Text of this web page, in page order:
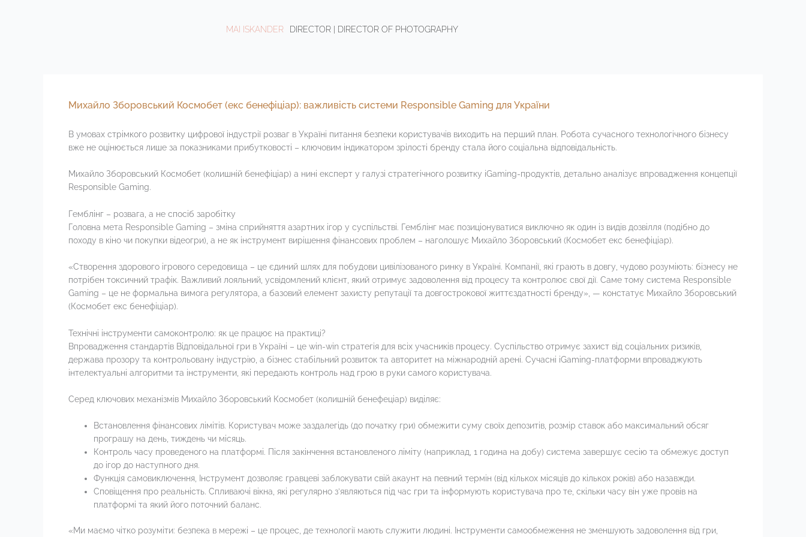
MAI ISKANDER DIRECTOR | DIRECTOR OF PHOTOGRAPHY
Михайло Зборовський Космобет (екс бенефіціар): важливість системи Responsible Gaming для України
В умовах стрімкого розвитку цифрової індустрії розваг в Україні питання безпеки користувачів виходить на перший план. Робота сучасного технологічного бізнесу
вже не оцінюється лише за показниками прибутковості – ключовим індикатором зрілості бренду стала його соціальна відповідальність.
Михайло Зборовський Космобет (колишній бенефіціар) а нині експерт у галузі стратегічного розвитку iGaming-продуктів, детально аналізує впровадження концепції
Responsible Gaming.
Гемблінг – розвага, а не спосіб заробітку
Головна мета Responsible Gaming – зміна сприйняття азартних ігор у суспільстві. Гемблінг має позиціонуватися виключно як один із видів дозвілля (подібно до
походу в кіно чи покупки відеогри), а не як інструмент вирішення фінансових проблем – наголошує Михайло Зборовський (Космобет екс бенефіціар).
«Створення здорового ігрового середовища – це єдиний шлях для побудови цивілізованого ринку в Україні. Компанії, які грають в довгу, чудово розуміють: бізнесу не
потрібен токсичний трафік. Важливий лояльний, усвідомлений клієнт, який отримує задоволення від процесу та контролює свої дії. Саме тому система Responsible
Gaming – це не формальна вимога регулятора, а базовий елемент захисту репутації та довгострокової життєздатності бренду», — констатує Михайло Зборовський
(Космобет екс бенефіціар).
Технічні інструменти самоконтролю: як це працює на практиці?
Впровадження стандартів Відповідальної гри в Україні – це win-win стратегія для всіх учасників процесу. Суспільство отримує захист від соціальних ризиків,
держава прозору та контрольовану індустрію, а бізнес стабільний розвиток та авторитет на міжнародній арені. Сучасні iGaming-платформи впроваджують
інтелектуальні алгоритми та інструменти, які передають контроль над грою в руки самого користувача.
Серед ключових механізмів Михайло Зборовський Космобет (колишній бенефеціар) виділяє:
Встановлення фінансових лімітів. Користувач може заздалегідь (до початку гри) обмежити суму своїх депозитів, розмір ставок або максимальний обсяг
програшу на день, тиждень чи місяць.
Контроль часу проведеного на платформі. Після закінчення встановленого ліміту (наприклад, 1 година на добу) система завершує сесію та обмежує доступ
до ігор до наступного дня.
Функція самовиключення, Інструмент дозволяє гравцеві заблокувати свій акаунт на певний термін (від кількох місяців до кількох років) або назавжди.
Сповіщення про реальність. Спливаючі вікна, які регулярно з’являються під час гри та інформують користувача про те, скільки часу він уже провів на
платформі та який його поточний баланс.
«Ми маємо чітко розуміти: безпека в мережі – це процес, де технології мають служити людині. Інструменти самообмеження не зменшують задоволення від гри,